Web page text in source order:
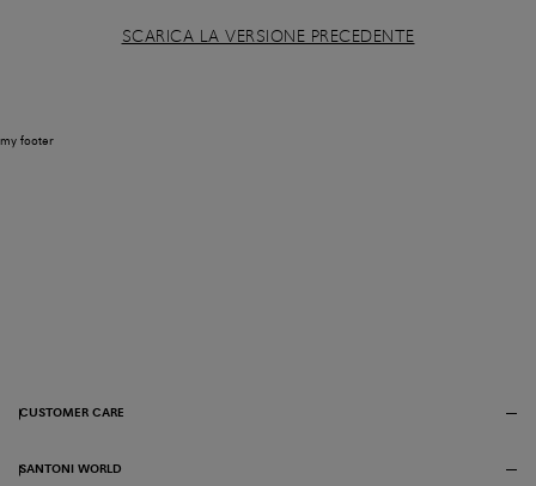
SCARICA LA VERSIONE PRECEDENTE
my footer
CUSTOMER CARE
SANTONI WORLD